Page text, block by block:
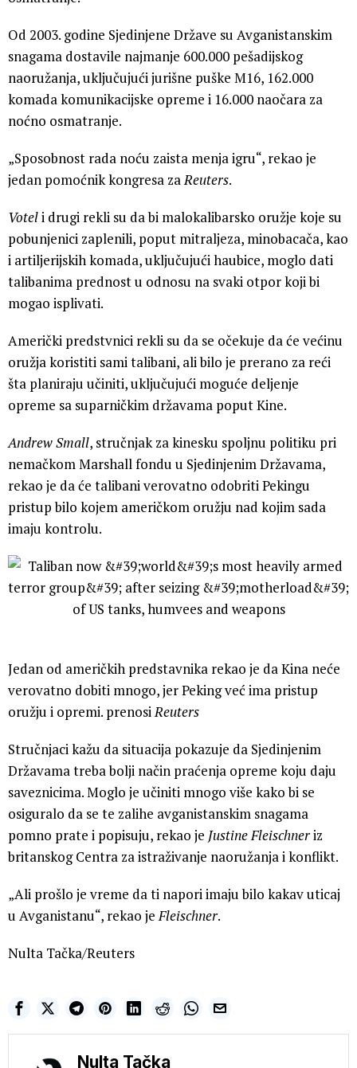
koje je lakše koristiti, poput naočara za noćno
osmatranje.
Od 2003. godine Sjedinjene Države su Avganistanskim
snagama dostavile najmanje 600.000 pešadijskog
komada komunikacijske opreme i 16.000 naočara za
noćno osmatranje.
„Sposobnost rada noću zaista menja igru“, rekao je
jedan pomoćnik kongresa zaReuters.
Voteli drugi rekli su da bi malokalibarsko oružje koje su
pobunjenici zaplenili, poput mitraljeza, minobacača, kao
talibanima prednost u odnosu na svaki otpor koji bi
mogao isplivati.
Američki predstvnici rekli su da se očekuje da će većinu
šta planiraju učiniti, uključujući moguće deljenje
opreme sa suparničkim državama poput Kine.
Andrew Small, stručnjak za kinesku spoljnu politiku pri
nemačkom Marshall fondu u Sjedinjenim Državama,
pristup bilo kojem američkom oružju nad kojim sada
imaju kontrolu.
verovatno dobiti mnogo, jer Peking već ima pristup
oružju i opremi. prenosiReuters
Stručnjaci kažu da situacija pokazuje da Sjedinjenim
Državama treba bolji način praćenja opreme koju daju
saveznicima. Moglo je učiniti mnogo više kako bi se
pomno prate i popisuju, rekao jeJustine Fleischneriz
britanskog Centra za istraživanje naoružanja i konflikt.
„Ali prošlo je vreme da ti napori imaju bilo kakav uticaj
Nulta Tačka/Reuters